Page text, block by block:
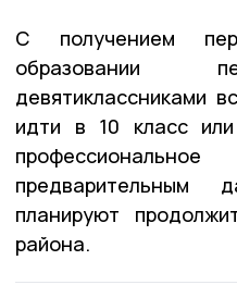
С получением
образовании
девятиклассниками
идти в 10 класс или
планируют
района.